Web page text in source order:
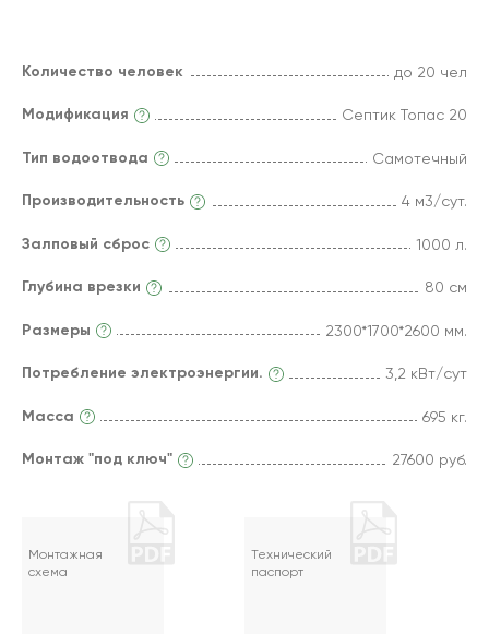
Количество человек до 20 чел
Модификация Септик Топас 20
Тип водоотвода Самотечный
Производительность 4 м3/сут.
Залповый сброс 1000 л.
Глубина врезки 80 см
Размеры 2300*1700*2600 мм.
Потребление электроэнергии. 3,2 кВт/сут
Масса 695 кг.
Монтаж "под ключ" 27600 руб.
Монтажная
схема
Технический
паспорт